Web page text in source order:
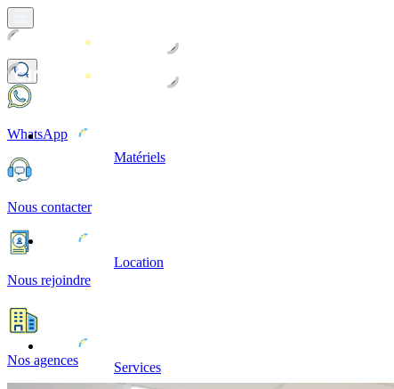
Matériels
Location
Services
WhatsApp
Nous contacter
Nous rejoindre
Nos agences